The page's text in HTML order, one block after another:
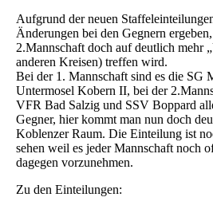
Aufgrund der neuen
Änderungen bei den Gegnern
2.Mannschaft doch auf deutlich mehr
anderen Kreisen) treffen wird.
Bei der 1. Mannschaft sind es die SG
Untermosel Kobern II, bei der
VFR Bad Salzig und SSV Boppard
Gegner, hier kommt man nun doch
Koblenzer Raum. Die Einteilung ist
sehen weil es jeder Mannschaft noch
dagegen vorzunehmen.
Zu den Einteilungen: